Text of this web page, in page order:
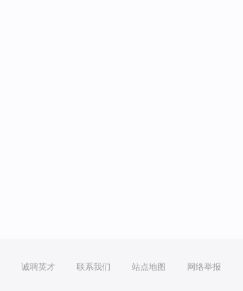
诚聘英才 联系我们 站点地图 网络举报